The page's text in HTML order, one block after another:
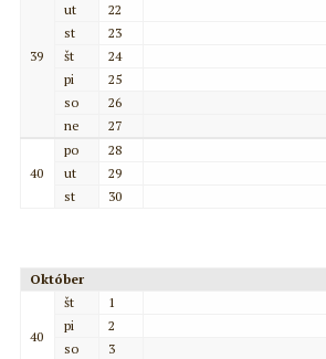
39
ut
22
st
23
št
24
pi
25
so
26
ne
27
40
po
28
ut
29
st
30
Október
40
št
1
pi
2
so
3